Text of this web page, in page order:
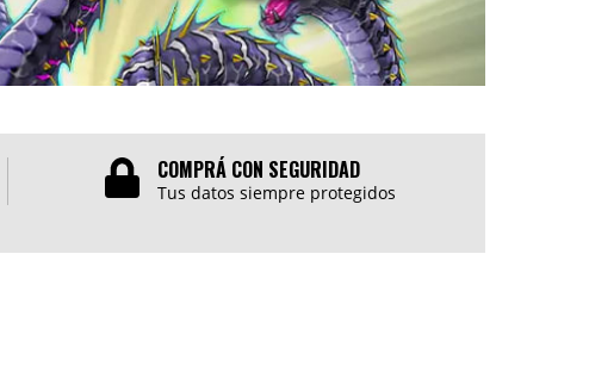
COMPRÁ CON SEGURIDAD
Tus datos siempre protegidos